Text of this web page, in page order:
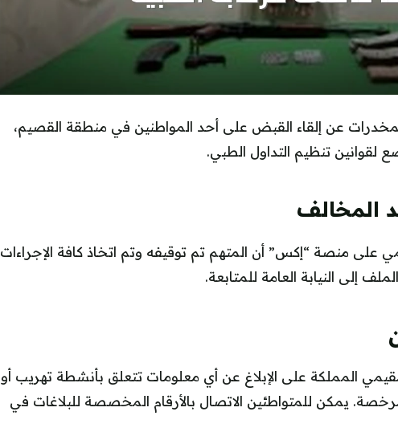
عن إلقاء القبض على أحد المواطنين في منطقة القصيم،
لقوانين تنظيم التداول الطبي.
المخالف
على منصة “إكس” أن المتهم تم توقيفه وتم اتخاذ كافة الإجراءات
إلى النيابة العامة للمتابعة.
المملكة على الإبلاغ عن أي معلومات تتعلق بأنشطة تهريب أو
يمكن للمتواطئين الاتصال بالأرقام المخصصة للبلاغات في